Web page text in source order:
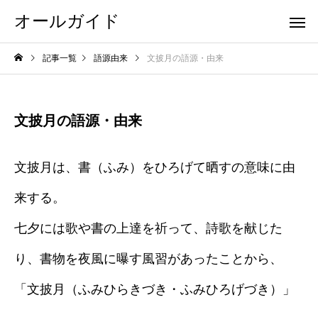
オールガイド
記事一覧 語源由来 文披月の語源・由来
文披月の語源・由来
文披月は、書（ふみ）をひろげて晒すの意味に由
来する。
七夕には歌や書の上達を祈って、詩歌を献じた
り、書物を夜風に曝す風習があったことから、
「文披月（ふみひらきづき・ふみひろげづき）」